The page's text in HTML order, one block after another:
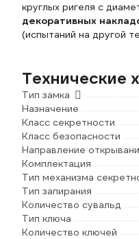
круглых ригеля с
декоративных
(испытаний на другой
Технические
Тип замка
Назначение
Класс секретности
Класс безопасности
Направление
Комплектация
Тип механизма
Тип запирания
Количество сувальд
Тип ключа
Количество ключей